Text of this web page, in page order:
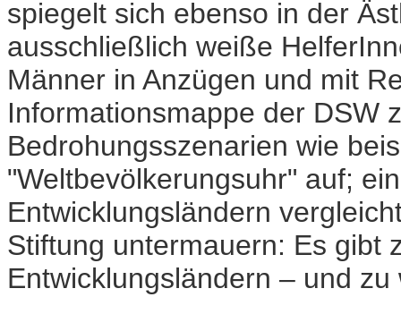
spiegelt sich ebenso in der
ausschließlich weiße
Männer in Anzügen und mit
Informationsmappe der DSW
Bedrohungsszenarien wie
"Weltbevölkerungsuhr" auf;
Entwicklungsländern
Stiftung untermauern: Es gibt
Entwicklungsländern – und